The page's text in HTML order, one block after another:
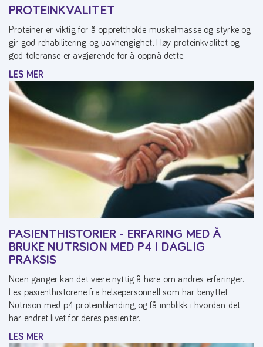
PROTEINKVALITET
Proteiner er viktig for å opprettholde muskelmasse og styrke og
gir god rehabilitering og uavhengighet. Høy proteinkvalitet og
god toleranse er avgjørende for å oppnå dette.
LES MER
PASIENTHISTORIER - ERFARING MED Å
BRUKE NUTRSION MED P4 I DAGLIG
PRAKSIS
Noen ganger kan det være nyttig å høre om andres erfaringer.
Les pasienthistorene fra helsepersonnell som har benyttet
Nutrison med p4 proteinblanding, og få innblikk i hvordan det
har endret livet for deres pasienter.
LES MER